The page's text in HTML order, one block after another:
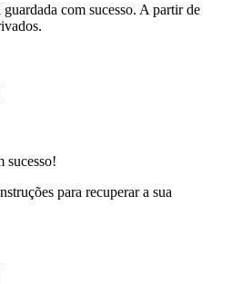
com sucesso. A partir de
sucesso!
para recuperar a sua